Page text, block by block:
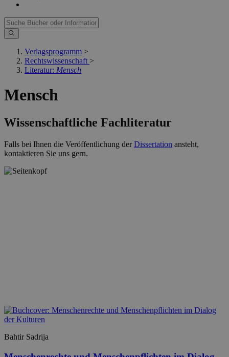
Verlagsprogramm >
Rechtswissenschaft >
Literatur: Mensch
Mensch
Wissenschaftliche Fachliteratur
Falls bei Ihnen die Veröffentlichung derDissertation ansteht,
kontaktieren Sie uns gern.
Bahtir Sadrija